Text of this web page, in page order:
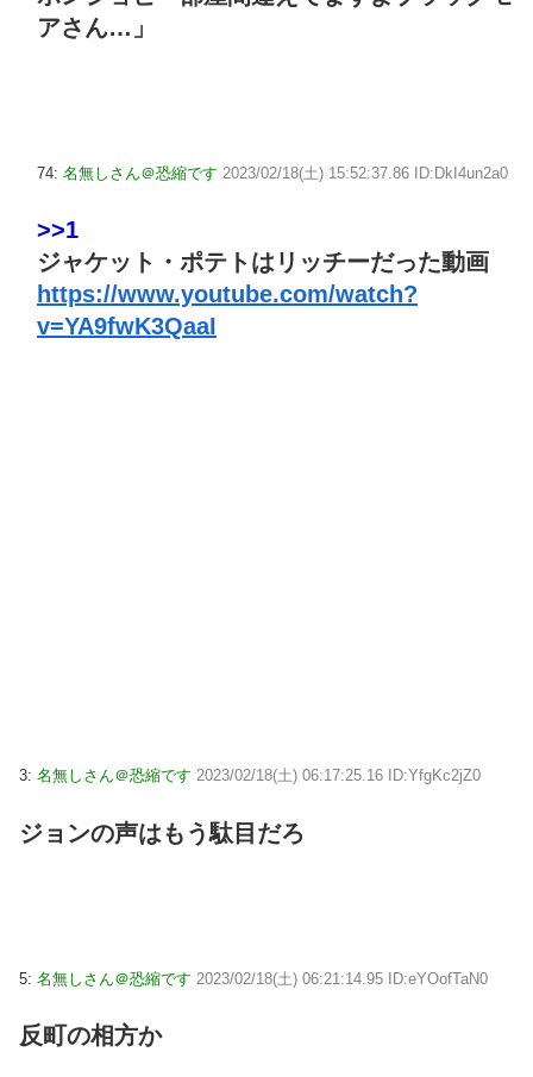
アさん…」
74: 名無しさん＠恐縮です 2023/02/18(土) 15:52:37.86 ID:DkI4un2a0
>>1
ジャケット・ポテトはリッチーだった動画
https://www.youtube.com/watch?
v=YA9fwK3QaaI
3: 名無しさん＠恐縮です 2023/02/18(土) 06:17:25.16 ID:YfgKc2jZ0
ジョンの声はもう駄目だろ
5: 名無しさん＠恐縮です 2023/02/18(土) 06:21:14.95 ID:eYOofTaN0
反町の相方か